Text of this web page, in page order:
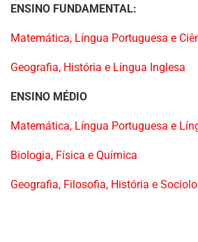
ENSINO FUNDAMENTAL:
Matemática, Língua Portuguesa e
Geografia, História e Língua Inglesa
ENSINO MÉDIO
Matemática, Língua Portuguesa e
Biologia, Física e Química
Geografia, Filosofia, História e